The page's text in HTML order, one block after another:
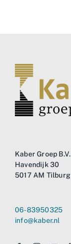
Kaber Groep B.V.
Havendijk 30
5017 AM Tilburg
06-83950325
info@kaber.nl